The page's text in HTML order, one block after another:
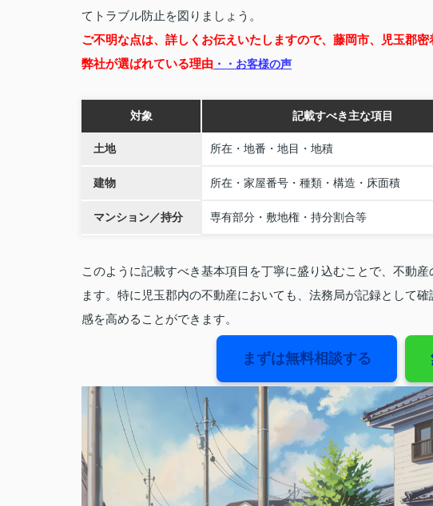
てトラブル防止を図りましょう。
ご不明な点は、詳しくお伝えいたしますので、藤岡市、児玉郡
弊社が選ばれている理由 ・・お客様の声
対象 記載すべき主な項目
土地 所在・地番・地目・地積
建物 所在・家屋番号・種類・構造・床面積
マンション／持分 専有部分・敷地権・持分割合等
このように記載すべき基本項目を丁寧に盛り込むことで、不動
ます。特に児玉郡内の不動産においても、法務局が記録として
感を高めることができます。
まずは無料相談する